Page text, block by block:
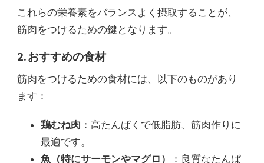
これらの栄養素をバランスよく摂取することが、
筋肉をつけるための鍵となります。
2. おすすめの食材
筋肉をつけるための食材には、以下のものがあり
ます：
鶏むね肉 ：高たんぱくで低脂肪、筋肉作りに
最適です。
魚（特にサーモンやマグロ）
：良質なたんぱ